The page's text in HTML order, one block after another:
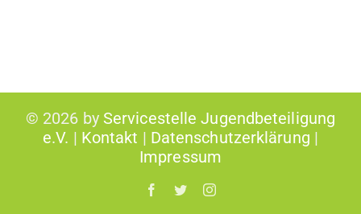
© 2026 by Servicestelle Jugendbeteiligung
e.V. | Kontakt | Datenschutzerklärung |
Impressum
Facebook
TwitterInstagram